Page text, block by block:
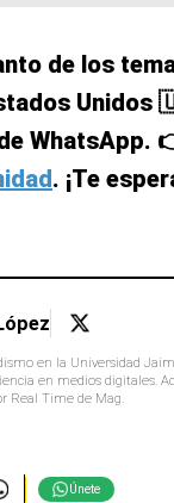
de los
Unidos
WhatsApp.
. ¡Te
en la Universidad
en medios digitales.
Real Time de Mag.
Únete